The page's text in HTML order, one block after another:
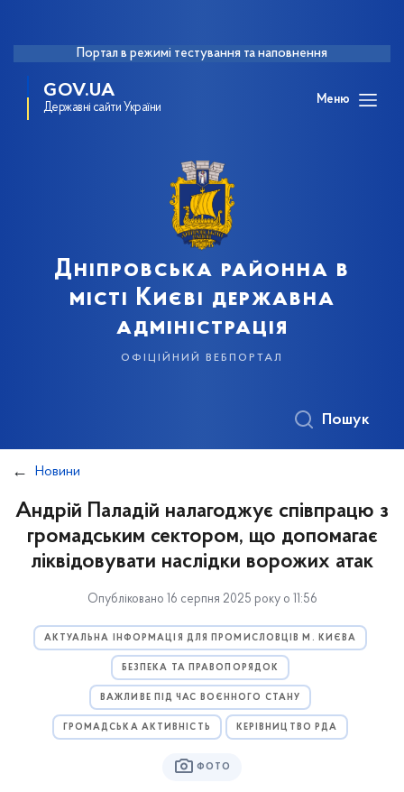
Портал в режимі тестування та наповнення
GOV.UA
Державні сайти України
Меню
Дніпровська районна в
місті Києві державна
адміністрація
офіційний вебпортал
Пошук
Новини
Андрій Паладій налагоджує співпрацю з
громадським сектором, що допомагає
ліквідовувати наслідки ворожих атак
Опубліковано 16 серпня 2025 року о 11:56
АКТУАЛЬНА ІНФОРМАЦІЯ ДЛЯ ПРОМИСЛОВЦІВ М. КИЄВА
БЕЗПЕКА ТА ПРАВОПОРЯДОК
ВАЖЛИВЕ ПІД ЧАС ВОЄННОГО СТАНУ
ГРОМАДСЬКА АКТИВНІСТЬ КЕРІВНИЦТВО РДА
ФОТО